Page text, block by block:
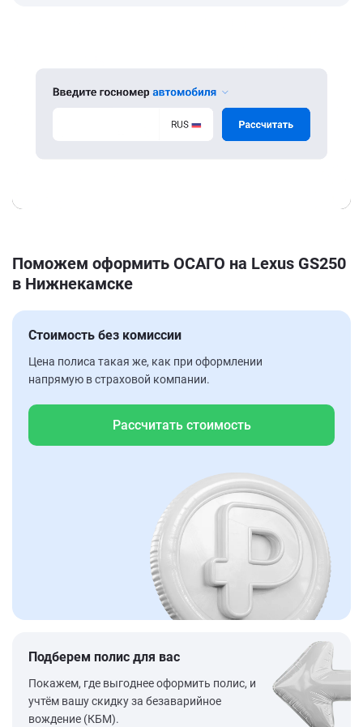
Поможем оформить ОСАГО на Lexus GS250
в Нижнекамске
Стоимость без комиссии
Цена полиса такая же, как при оформлении
напрямую в страховой компании.
Рассчитать стоимость
Подберем полис для вас
Покажем, где выгоднее оформить полис, и
учтём вашу скидку за безаварийное
вождение (КБМ).